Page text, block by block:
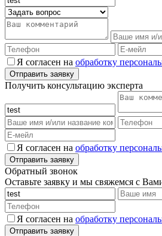
Я согласен на обработку
Получить консультацию эксперта
Я согласен на обработку
Обратный звонок
Оставьте заявку и мы свяжемся с
Я согласен на обработку